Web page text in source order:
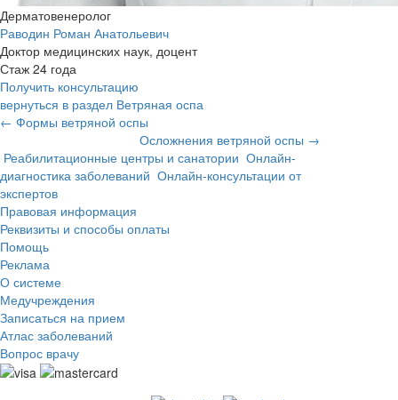
Дерматовенеролог
Раводин Роман Анатольевич
Доктор медицинских наук, доцент
Стаж 24 года
Получить консультацию
вернуться в раздел Ветряная оспа
← Формы ветряной оспы
Осложнения ветряной оспы →
Реабилитационные центры и санатории Онлайн-
диагностика заболеваний Онлайн-консультации от
экспертов
Правовая информация
Реквизиты и способы оплаты
Помощь
Реклама
О системе
Медучреждения
Записаться на прием
Атлас заболеваний
Вопрос врачу